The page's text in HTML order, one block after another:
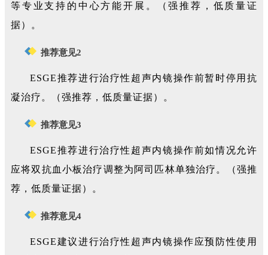
等专业支持的中心方能开展。（强推荐，低质量证
据）。
推荐意见2
ESGE推荐进行治疗性超声内镜操作前暂时停用抗
凝治疗。（强推荐，低质量证据）。
推荐意见3
ESGE推荐进行治疗性超声内镜操作前如情况允许
应将双抗血小板治疗调整为阿司匹林单独治疗。（强推
荐，低质量证据）。
推荐意见4
ESGE建议进行治疗性超声内镜操作应预防性使用